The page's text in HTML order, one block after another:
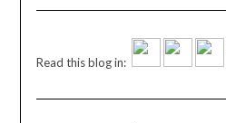
Read this blog in: